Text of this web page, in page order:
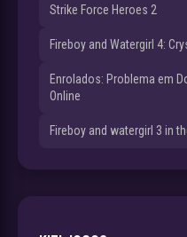
Strike Force Heroes 2
Fireboy and Watergirl 4:
Enrolados: Problema em
Online
Fireboy and watergirl 3 in